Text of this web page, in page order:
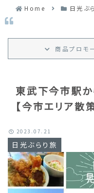
Home 日光ぶ
商品プロモ
東武下今市駅か
【今市エリア散
日光ぶらり旅
2023.07.21